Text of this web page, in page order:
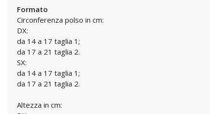
Formato
Circonferenza polso in cm:
DX:
da 14 a 17 taglia 1;
da 17 a 21 taglia 2.
SX:
da 14 a 17 taglia 1;
da 17 a 21 taglia 2.
Altezza in cm: